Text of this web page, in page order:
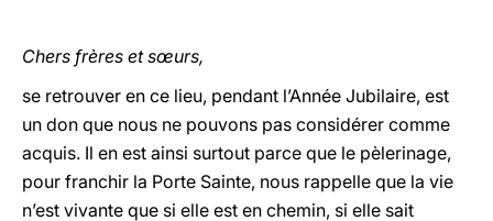
Chers frères et sœurs,
se retrouver en ce lieu, pendant l’Année Jubilaire, est
un don que nous ne pouvons pas considérer comme
acquis. Il en est ainsi surtout parce que le pèlerinage,
pour franchir la Porte Sainte, nous rappelle que la vie
n’est vivante que si elle est en chemin, si elle sait